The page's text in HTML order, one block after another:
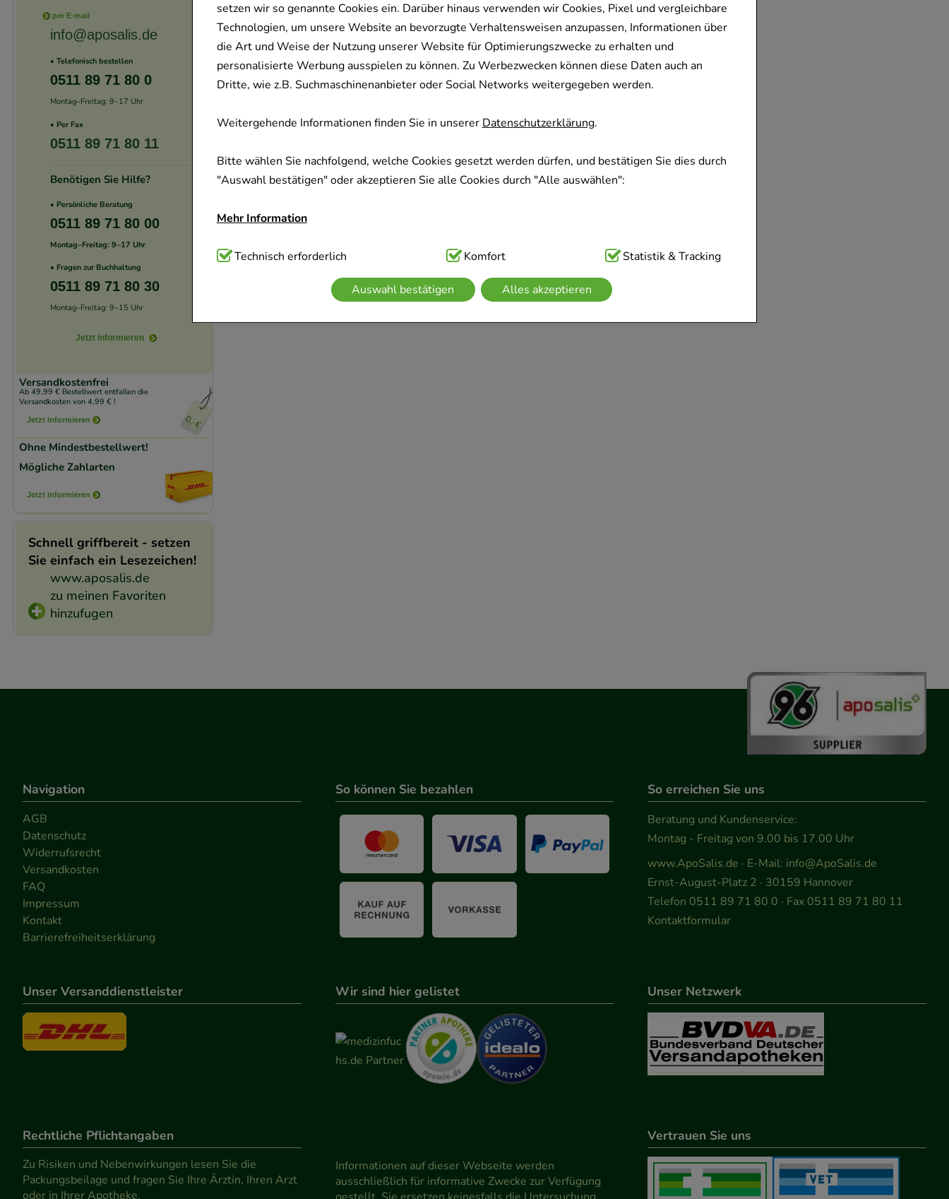
setzen wir so genannte Cookies ein. Darüber hinaus verwenden wir Cookies, Pixel und vergleichbare
Technologien, um unsere Website an bevorzugte Verhaltensweisen anzupassen, Informationen über
die Art und Weise der Nutzung unserer Website für Optimierungszwecke zu erhalten und
personalisierte Werbung ausspielen zu können. Zu Werbezwecken können diese Daten auch an
Dritte, wie z.B. Suchmaschinenanbieter oder Social Networks weitergegeben werden.
Weitergehende Informationen finden Sie in unsererDatenschutzerklärung.
Bitte wählen Sie nachfolgend, welche Cookies gesetzt werden dürfen, und bestätigen Sie dies durch
"Auswahl bestätigen" oder akzeptieren Sie alle Cookies durch "Alle auswählen":
Mehr Information
Technisch Notwendig:Hierbei handelt es sich um Cookies, die für die Grundfunktionen unserer
Website notwendig sind (z.B. Navigation, Warenkorb, Kundenkonto), weshalb auf diese nicht
verzichtet werden kann.
Technisch erforderlich Komfort Statistik & Tracking
Auswahl bestätigen Alles akzeptieren
per E-mail
info@aposalis.de
• Telefonisch bestellen
0511 89 71 80 0
Montag–Freitag: 9–17 Uhr
• Per Fax
0511 89 71 80 11
Benötigen Sie Hilfe?
• Persönliche Beratung
0511 89 71 80 00
Montag–Freitag: 9–17 Uhr
• Fragen zur Buchhaltung
0511 89 71 80 30
Montag–Freitag: 9–15 Uhr
Jetzt informieren
Versandkostenfrei
Ab 49,99 € Bestellwert entfallen die
Versandkosten von 4,99 € !
Jetzt informieren
Ohne Mindestbestellwert!
Mögliche Zahlarten
Jetzt informieren
Schnell griffbereit - setzen
Sie einfach ein Lesezeichen!
www.aposalis.de
zu meinen Favoriten
hinzufugen
Navigation
AGB
Datenschutz
Widerrufsrecht
Versandkosten
FAQ
Impressum
Kontakt
Barrierefreiheitserklärung
So können Sie bezahlen So erreichen Sie uns
Beratung und Kundenservice:
Montag - Freitag von 9.00 bis 17.00 Uhr
www.ApoSalis.de · E-Mail: info@ApoSalis.de
Ernst-August-Platz 2 · 30159 Hannover
Telefon 0511 89 71 80 0 · Fax 0511 89 71 80 11
Kontaktformular
Unser Versanddienstleister Wir sind hier gelistet Unser Netzwerk
Rechtliche Pflichtangaben
Zu Risiken und Nebenwirkungen lesen Sie die
Packungsbeilage und fragen Sie Ihre Ärztin, Ihren Arzt
oder in Ihrer Apotheke.
Informationen auf dieser Webseite werden
ausschließlich für informative Zwecke zur Verfügung
Vertrauen Sie uns